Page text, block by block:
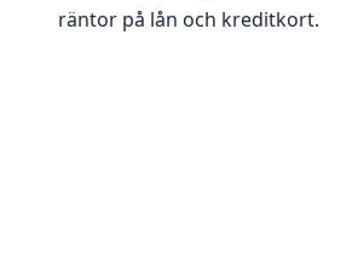
räntor på lån och kreditkort.